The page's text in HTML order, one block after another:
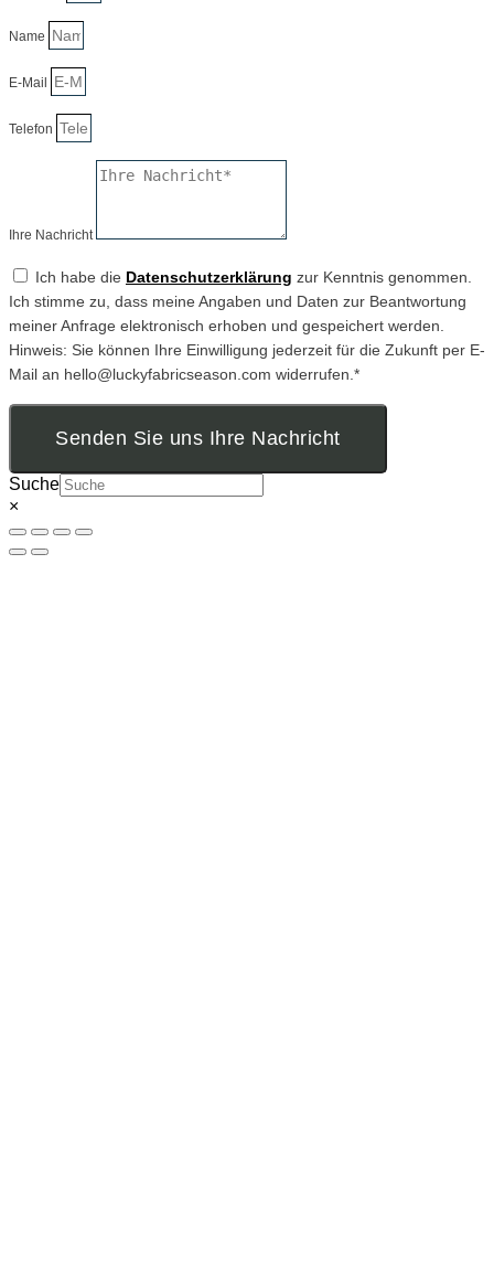
Name
E-Mail
Telefon
Ihre Nachricht
Ich habe die Datenschutzerklärung zur Kenntnis genommen.
Ich stimme zu, dass meine Angaben und Daten zur Beantwortung
meiner Anfrage elektronisch erhoben und gespeichert werden.
Hinweis: Sie können Ihre Einwilligung jederzeit für die Zukunft per E-
Mail an hello@luckyfabricseason.com widerrufen.*
Senden Sie uns Ihre Nachricht
Suche
×